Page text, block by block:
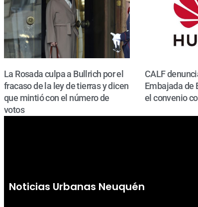
La Rosada culpa a Bullrich por el
fracaso de la ley de tierras y dicen
que mintió con el número de
votos
CALF
Embajada de
el convenio
Noticias Urbanas Neuquén